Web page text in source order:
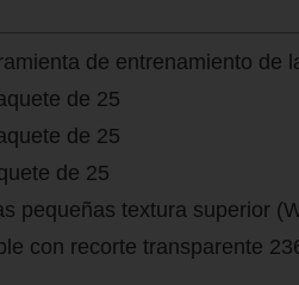
de entrenamiento de
de 25
de 25
de 25
pequeñas textura superior
con recorte transparente